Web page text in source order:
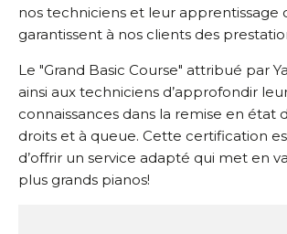
nos techniciens et leur apprentissage
garantissent à nos clients des
Le "Grand Basic Course" attribué par
ainsi aux techniciens d’approfondir
connaissances dans la remise en état
droits et à queue. Cette certification
d’offrir un service adapté qui met en
plus grands pianos!